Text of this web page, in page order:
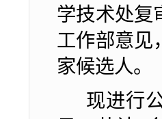
学技术处复
工作部意见
家候选人。
现进行